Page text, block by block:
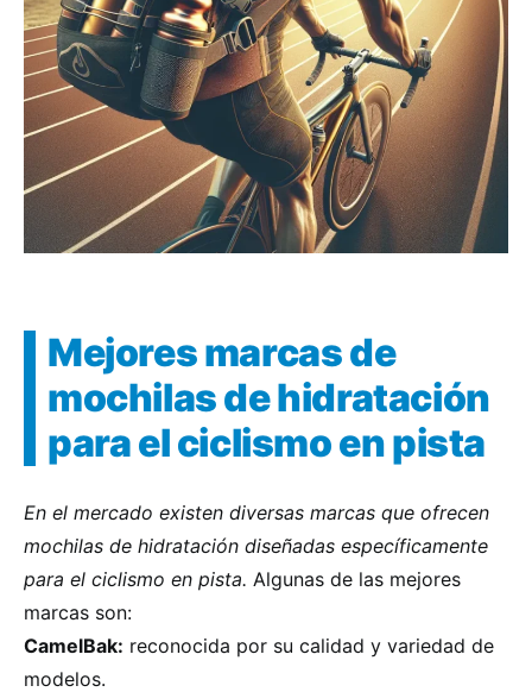
Mejores marcas de
mochilas de hidratación
para el ciclismo en pista
En el mercado existen diversas marcas que ofrecen
mochilas de hidratación diseñadas específicamente
para el ciclismo en pista. Algunas de las mejores
marcas son:
CamelBak: reconocida por su calidad y variedad de
modelos.